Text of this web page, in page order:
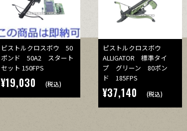
ピストルクロスボウ 50
ポンド 50A2 スタート
セット 150FPS
¥19,030 (税込)
ピストルクロスボウ
ALLIGATOR 標準タイ
プ グリーン 80ポン
ド 185FPS
¥37,140 (税込)